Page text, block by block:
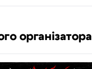
організатора